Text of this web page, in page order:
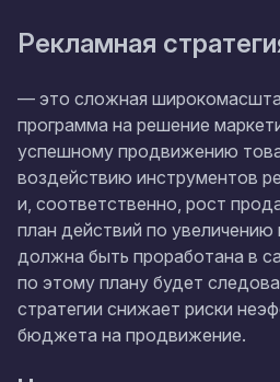
Рекламная
— это сложная
программа на решение
успешному продвижению
воздействию инструментов
и, соответственно, рост
план действий по увеличению
должна быть проработана в
по этому плану будет
стратегии снижает риски
бюджета на продвижение.